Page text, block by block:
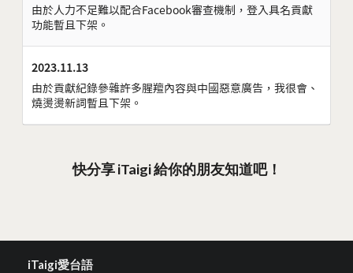
由於人力不足難以配合Facebook審查機制，登入具名貢獻
功能暫且下架。
2023.11.13
由於貢獻紀錄參雜許多腥羶內容與中國惡意廣告，我很會、
燒燙燙新詞暫且下架。
快分享 iTaigi 給你的朋友知道吧！
iTaigi愛台語